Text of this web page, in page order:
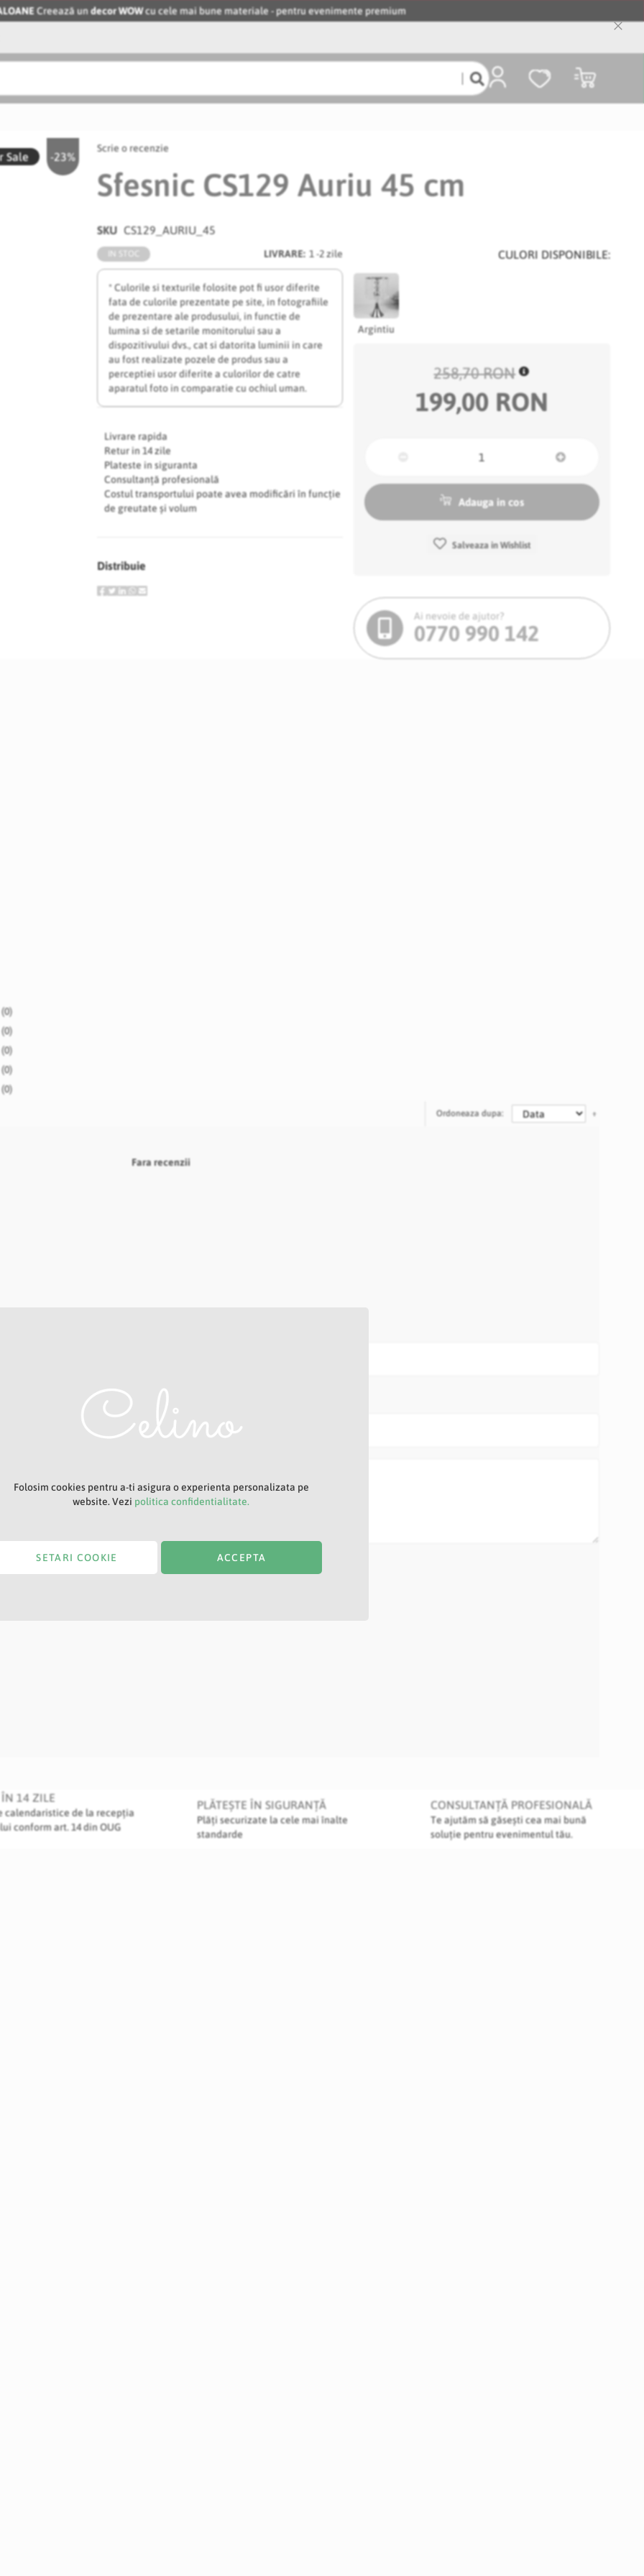
Creează undecor WOWcu cele mai bune materiale - pentru evenimente premium
Coșul meu
-23%
Sale
Scrie o recenzie
Sfesnic CS129 Auriu 45 cm
SKU CS129_AURIU_45
LIVRARE: 1 -2 zile
* Culorile si texturile folosite pot fi usor diferite
fata de culorile prezentate pe site, in fotografiile
de prezentare ale produsului, in functie de
lumina si de setarile monitorului sau a
dispozitivului dvs., cat si datorita luminii in care
au fost realizate pozele de produs sau a
perceptiei usor diferite a culorilor de catre
aparatul foto in comparatie cu ochiul uman.
Livrare rapida
Retur in 14 zile
Plateste in siguranta
Consultanță profesională
Costul transportului poate avea modificări în funcție
de greutate și volum
Distribuie
CULORI DISPONIBILE:
Argintiu
258,70 RON
199,00 RON
Adauga in cos
Salveaza in Wishlist
Ai nevoie de ajutor?
0770 990 142
Ordoneaza dupa:
Fara recenzii
ÎN 14 ZILE
calendaristice de la recepția
conform art. 14 din OUG
PLĂTEȘTE ÎN SIGURANȚĂ
Plăți securizate la cele mai înalte
standarde
CONSULTANȚĂ PROFESIONALĂ
Te ajutăm să găsești cea mai bună
soluție pentru evenimentul tău.
Folosim cookies pentru a-ti asigura o experienta personalizata pe
website. Vezi politica confidentialitate.
ACCEPTA
SETARI COOKIE